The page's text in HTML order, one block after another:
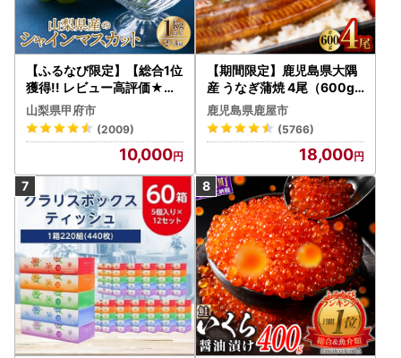
【ふるなび限定】【総合1位
獲得!! レビュー高評価★】
〈2026年度配送分〉山梨
県産 シャインマスカット 2
～3房（1.0kg以上）シャイ
ン フルーツ FN-Limited-S
P
山梨県甲府市
(2009)
10,000
【期間限定】鹿児島県大隅
産 うなぎ蒲焼 4尾（600g
） KN007-004-04-cp18
うなぎ 鰻 魚 惣菜 総菜
鹿児島県鹿屋市
(5766)
18,000